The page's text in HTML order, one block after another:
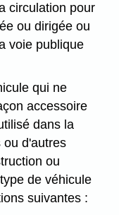
circulation pour
ou dirigée ou
voie publique
qui ne
accessoire
dans la
ou d'autres
ou
de véhicule
suivantes :